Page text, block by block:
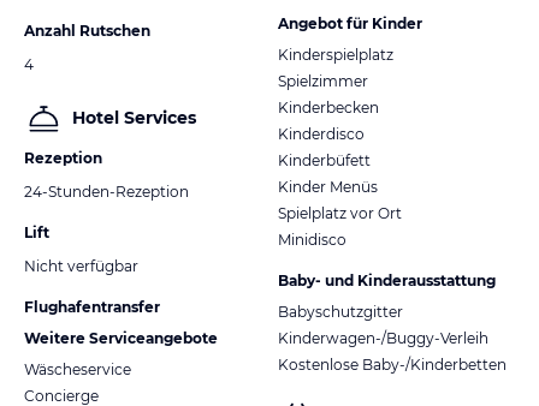
Anzahl Rutschen
4
Hotel Services
Rezeption
24-Stunden-Rezeption
Lift
Nicht verfügbar
Flughafentransfer
Weitere Serviceangebote
Wäscheservice
Concierge
Angebot für Kinder
Kinderspielplatz
Spielzimmer
Kinderbecken
Kinderdisco
Kinderbüfett
Kinder Menüs
Spielplatz vor Ort
Minidisco
Baby- und Kinderausstattung
Babyschutzgitter
Kinderwagen-/Buggy-Verleih
Kostenlose Baby-/Kinderbetten